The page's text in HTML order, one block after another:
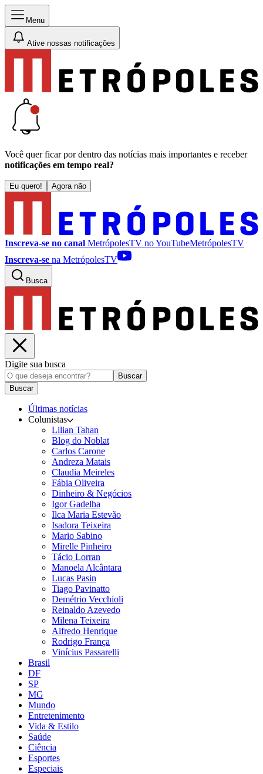
Menu
Ative nossas notificações
Você quer ficar por dentro das notícias mais importantes e receber
notificações em tempo real?
Eu quero! Agora não
Inscreva-se no canal MetrópolesTV noYouTubeMetrópolesTV
Inscreva-se na MetrópolesTV
Busca
Digite sua busca
Buscar
Buscar
Últimas notícias
Colunistas
Lilian Tahan
Blog do Noblat
Carlos Carone
Andreza Matais
Claudia Meireles
Fábia Oliveira
Dinheiro & Negócios
Igor Gadelha
Ilca Maria Estevão
Isadora Teixeira
Mario Sabino
Mirelle Pinheiro
Tácio Lorran
Manoela Alcântara
Lucas Pasin
Tiago Pavinatto
Demétrio Vecchioli
Reinaldo Azevedo
Milena Teixeira
Alfredo Henrique
Rodrigo França
Vinícius Passarelli
Brasil
DF
SP
MG
Mundo
Entretenimento
Vida & Estilo
Saúde
Ciência
Esportes
Especiais